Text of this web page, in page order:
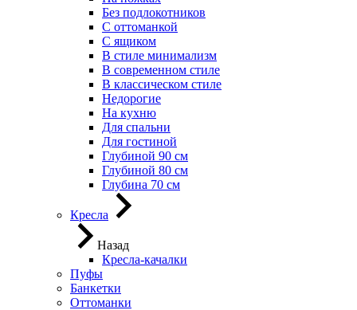
Без подлокотников
С оттоманкой
С ящиком
В стиле минимализм
В современном стиле
В классическом стиле
Недорогие
На кухню
Для спальни
Для гостиной
Глубиной 90 см
Глубиной 80 см
Глубина 70 см
Кресла
Назад
Кресла-качалки
Пуфы
Банкетки
Оттоманки